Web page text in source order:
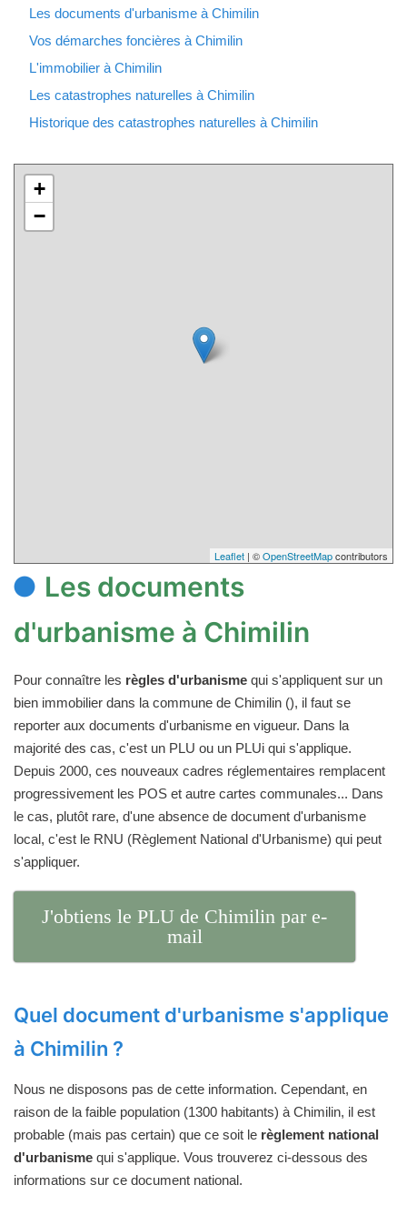
Les documents d'urbanisme à Chimilin
Vos démarches foncières à Chimilin
L'immobilier à Chimilin
Les catastrophes naturelles à Chimilin
Historique des catastrophes naturelles à Chimilin
+
−
Leaflet | ©OpenStreetMapcontributors
Les documents
d'urbanisme à Chimilin
Pour connaître les règles d'urbanisme qui s'appliquent sur un
bien immobilier dans la commune de Chimilin (), il faut se
reporter aux documents d'urbanisme en vigueur. Dans la
majorité des cas, c'est un PLU ou un PLUi qui s'applique.
Depuis 2000, ces nouveaux cadres réglementaires remplacent
progressivement les POS et autre cartes communales... Dans
le cas, plutôt rare, d'une absence de document d'urbanisme
local, c'est le RNU (Règlement National d'Urbanisme) qui peut
s'appliquer.
J'obtiens le PLU de Chimilin par e-
mail
Quel document d'urbanisme s'applique
à Chimilin ?
Nous ne disposons pas de cette information. Cependant, en
raison de la faible population (1300 habitants) à Chimilin, il est
probable (mais pas certain) que ce soit le règlement national
d'urbanisme qui s'applique. Vous trouverez ci-dessous des
informations sur ce document national.